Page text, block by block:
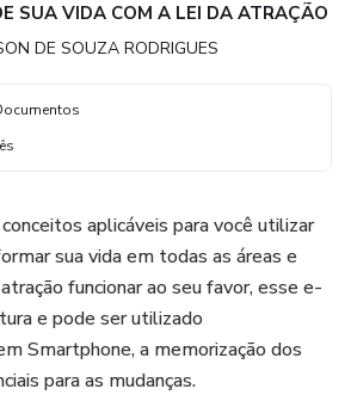
SUA VIDA COM A LEI DA ATRAÇÃO
DE SOUZA RODRIGUES
aplicáveis para você utilizar
sua vida em todas as áreas e
funcionar ao seu favor, esse e-
e pode ser utilizado
Smartphone, a memorização dos
para as mudanças.